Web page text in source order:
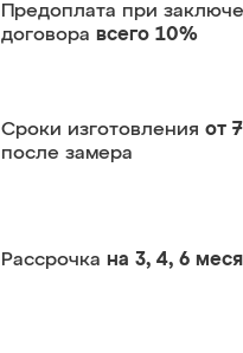
Предоплата при
договора всего 10%
Сроки изготовления от
после замера
Рассрочка на 3, 4, 6